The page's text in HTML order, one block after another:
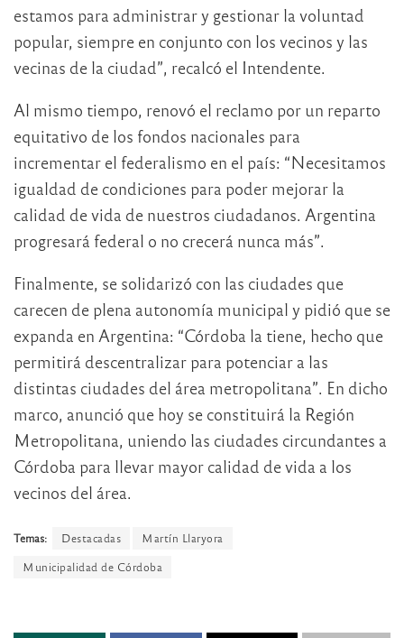
estamos para administrar y gestionar la voluntad
popular, siempre en conjunto con los vecinos y las
vecinas de la ciudad”, recalcó el Intendente.
Al mismo tiempo, renovó el reclamo por un reparto
equitativo de los fondos nacionales para
incrementar el federalismo en el país: “Necesitamos
igualdad de condiciones para poder mejorar la
calidad de vida de nuestros ciudadanos. Argentina
progresará federal o no crecerá nunca más”.
Finalmente, se solidarizó con las ciudades que
carecen de plena autonomía municipal y pidió que se
expanda en Argentina: “Córdoba la tiene, hecho que
permitirá descentralizar para potenciar a las
distintas ciudades del área metropolitana”. En dicho
marco, anunció que hoy se constituirá la Región
Metropolitana, uniendo las ciudades circundantes a
Córdoba para llevar mayor calidad de vida a los
vecinos del área.
Temas: Destacadas
Martín Llaryora
Municipalidad de Córdoba